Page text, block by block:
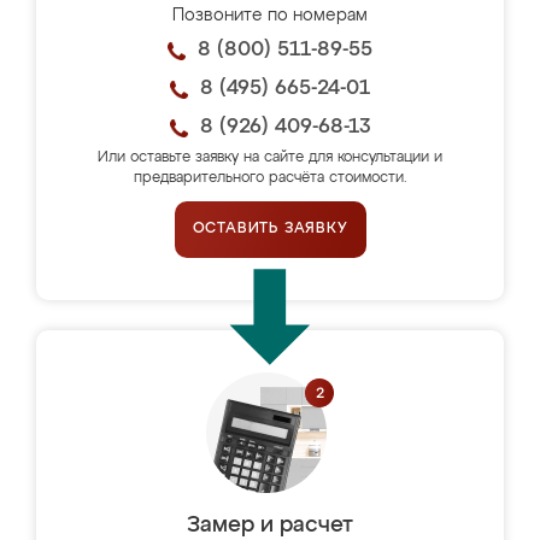
Позвоните по номерам
8 (800) 511-89-55
8 (495) 665-24-01
8 (926) 409-68-13
Или оставьте заявку на сайте для консультации и
предварительного расчёта стоимости.
ОСТАВИТЬ ЗАЯВКУ
Замер и расчет